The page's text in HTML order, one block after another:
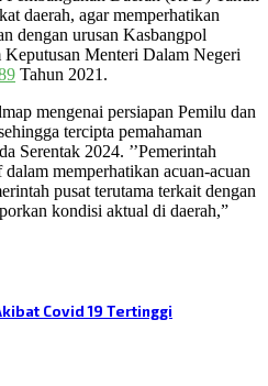
daerah, agar memperhatikan
dengan urusan Kasbangpol
Keputusan Menteri Dalam Negeri
Tahun 2021.
mengenai persiapan Pemilu dan
tercipta pemahaman
Serentak 2024. ’’Pemerintah
memperhatikan acuan-acuan
pusat terutama terkait dengan
kondisi aktual di daerah,”
Covid 19 Tertinggi